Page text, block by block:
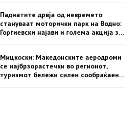
Паднатите дрвја од невремето
стануваат моторички парк на Водно:
Ѓорѓиевски најави и голема акција за
Мицкоски: Македонските аеродроми
се најбрзорастечки во регионот,
туризмот бележи силен сообраќаен